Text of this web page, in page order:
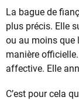
La bague de
plus précis. Elle
ou au moins que
manière
affective. Elle
C’est pour cela